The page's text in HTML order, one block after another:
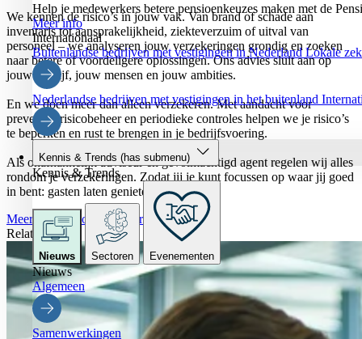
Help je medewerkers betere pensioenkeuzes maken met de
Meer info
Internationaal
Buitenlandse bedrijven met vestigingen in NederlandLokale
Nederlandse bedrijven met vestigingen in het buitenland
Kennis & Trends (has submenu)
Kennis & Trends
Nieuws Sectoren Evenementen
Nieuws
Algemeen
Samenwerkingen
We kennen de risico’s in jouw vak. Van brand of schade aan
inventaris tot aansprakelijkheid, ziekteverzuim of uitval van
personeel – we analyseren jouw verzekeringen grondig en zoeken
naar betere of voordeligere oplossingen. Ons advies sluit aan op
jouw bedrijf, jouw mensen en jouw ambities.
En we doen meer dan alleen verzekeren. Met aandacht voor
preventie, risicobeheer en periodieke controles helpen we je risico’s
te beperken en rust te brengen in je bedrijfsvoering.
Als onafhankelijk adviseur én gevolmachtigd agent regelen wij alles
rondom je verzekeringen. Zodat jij je kunt focussen op waar jij goed
in bent: gasten laten genieten.
Meer over Schouten Zekerheid
Relatie